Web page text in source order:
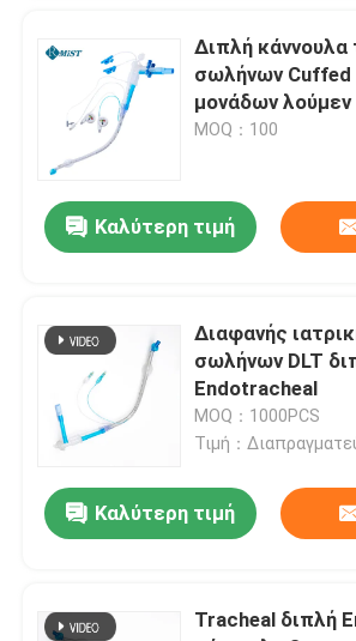
Διπλή κάννουλα
σωλήνων
μονάδων λούμεν
MOQ：100
Καλύτερη τιμή
Διαφανής
σωλήνων DLT
Endotracheal
MOQ：1000PCS
Τιμή：
Καλύτερη τιμή
Tracheal διπλή